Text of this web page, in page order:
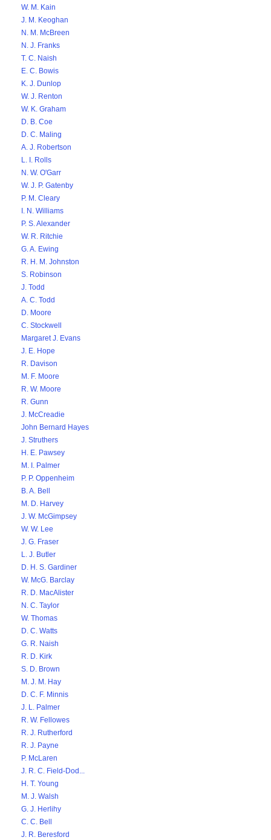
W. M. Kain
J. M. Keoghan
N. M. McBreen
N. J. Franks
T. C. Naish
E. C. Bowis
K. J. Dunlop
W. J. Renton
W. K. Graham
D. B. Coe
D. C. Maling
A. J. Robertson
L. I. Rolls
N. W. O'Garr
W. J. P. Gatenby
P. M. Cleary
I. N. Williams
P. S. Alexander
W. R. Ritchie
G. A. Ewing
R. H. M. Johnston
S. Robinson
J. Todd
A. C. Todd
D. Moore
C. Stockwell
Margaret J. Evans
J. E. Hope
R. Davison
M. F. Moore
R. W. Moore
R. Gunn
J. McCreadie
John Bernard Hayes
J. Struthers
H. E. Pawsey
M. I. Palmer
P. P. Oppenheim
B. A. Bell
M. D. Harvey
J. W. McGimpsey
W. W. Lee
J. G. Fraser
L. J. Butler
D. H. S. Gardiner
W. McG. Barclay
R. D. MacAlister
N. C. Taylor
W. Thomas
D. C. Watts
G. R. Naish
R. D. Kirk
S. D. Brown
M. J. M. Hay
D. C. F. Minnis
J. L. Palmer
R. W. Fellowes
R. J. Rutherford
R. J. Payne
P. McLaren
J. R. C. Field-Dod...
H. T. Young
M. J. Walsh
G. J. Herlihy
C. C. Bell
J. R. Beresford